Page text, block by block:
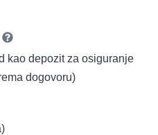
kao depozit za osiguranje
dogovoru)